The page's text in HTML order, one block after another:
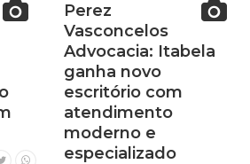
Perez
Vasconcelos
Advocacia: Itabela
ganha novo
escritório com
atendimento
moderno e
especializado